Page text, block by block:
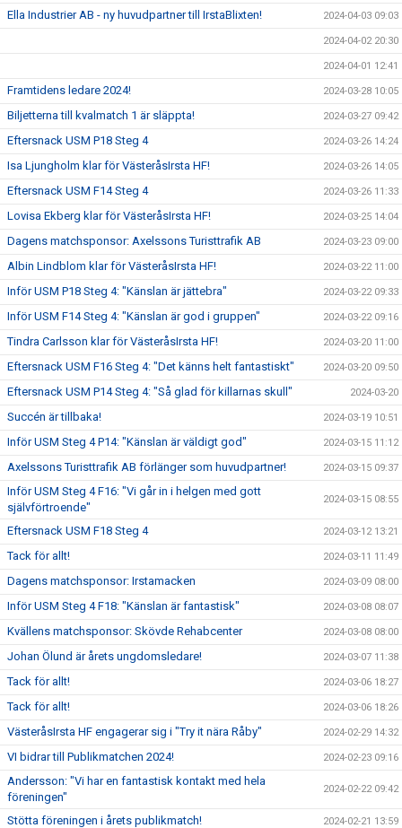
Ella Industrier AB - ny huvudpartner till IrstaBlixten! 2024-04-03 09:03
2024-04-02 20:30
2024-04-01 12:41
Framtidens ledare 2024! 2024-03-28 10:05
Biljetterna till kvalmatch 1 är släppta! 2024-03-27 09:42
Eftersnack USM P18 Steg 4 2024-03-26 14:24
Isa Ljungholm klar för VästeråsIrsta HF! 2024-03-26 14:05
Eftersnack USM F14 Steg 4 2024-03-26 11:33
Lovisa Ekberg klar för VästeråsIrsta HF! 2024-03-25 14:04
Dagens matchsponsor: Axelssons Turisttrafik AB 2024-03-23 09:00
Albin Lindblom klar för VästeråsIrsta HF! 2024-03-22 11:00
Inför USM P18 Steg 4: "Känslan är jättebra" 2024-03-22 09:33
Inför USM F14 Steg 4: "Känslan är god i gruppen" 2024-03-22 09:16
Tindra Carlsson klar för VästeråsIrsta HF! 2024-03-20 11:00
Eftersnack USM F16 Steg 4: "Det känns helt fantastiskt" 2024-03-20 09:50
Eftersnack USM P14 Steg 4: "Så glad för killarnas skull" 2024-03-20
Succén är tillbaka! 2024-03-19 10:51
Inför USM Steg 4 P14: "Känslan är väldigt god" 2024-03-15 11:12
Axelssons Turisttrafik AB förlänger som huvudpartner! 2024-03-15 09:37
Inför USM Steg 4 F16: "Vi går in i helgen med gott
självförtroende"
2024-03-15 08:55
Eftersnack USM F18 Steg 4 2024-03-12 13:21
Tack för allt! 2024-03-11 11:49
Dagens matchsponsor: Irstamacken 2024-03-09 08:00
Inför USM Steg 4 F18: "Känslan är fantastisk" 2024-03-08 08:07
Kvällens matchsponsor: Skövde Rehabcenter 2024-03-08 08:00
Johan Ölund är årets ungdomsledare! 2024-03-07 11:38
Tack för allt! 2024-03-06 18:27
Tack för allt! 2024-03-06 18:26
VästeråsIrsta HF engagerar sig i "Try it nära Råby" 2024-02-29 14:32
VI bidrar till Publikmatchen 2024! 2024-02-23 09:16
Andersson: "Vi har en fantastisk kontakt med hela
föreningen"
2024-02-22 09:42
Stötta föreningen i årets publikmatch! 2024-02-21 13:59